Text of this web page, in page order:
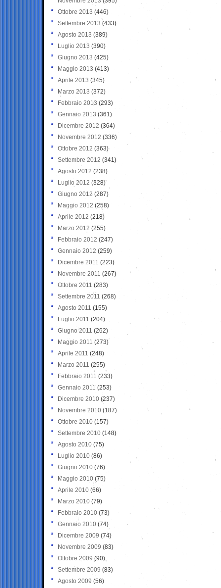
Ottobre 2013 (446)
Settembre 2013 (433)
Agosto 2013 (389)
Luglio 2013 (390)
Giugno 2013 (425)
Maggio 2013 (413)
Aprile 2013 (345)
Marzo 2013 (372)
Febbraio 2013 (293)
Gennaio 2013 (361)
Dicembre 2012 (364)
Novembre 2012 (336)
Ottobre 2012 (363)
Settembre 2012 (341)
Agosto 2012 (238)
Luglio 2012 (328)
Giugno 2012 (287)
Maggio 2012 (258)
Aprile 2012 (218)
Marzo 2012 (255)
Febbraio 2012 (247)
Gennaio 2012 (259)
Dicembre 2011 (223)
Novembre 2011 (267)
Ottobre 2011 (283)
Settembre 2011 (268)
Agosto 2011 (155)
Luglio 2011 (204)
Giugno 2011 (262)
Maggio 2011 (273)
Aprile 2011 (248)
Marzo 2011 (255)
Febbraio 2011 (233)
Gennaio 2011 (253)
Dicembre 2010 (237)
Novembre 2010 (187)
Ottobre 2010 (157)
Settembre 2010 (148)
Agosto 2010 (75)
Luglio 2010 (86)
Giugno 2010 (76)
Maggio 2010 (75)
Aprile 2010 (66)
Marzo 2010 (79)
Febbraio 2010 (73)
Gennaio 2010 (74)
Dicembre 2009 (74)
Novembre 2009 (83)
Ottobre 2009 (90)
Settembre 2009 (83)
Agosto 2009 (56)